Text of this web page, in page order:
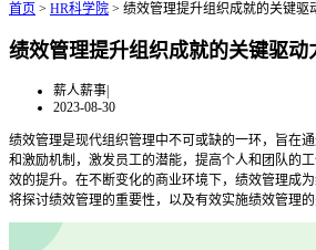
首页 > HR科学院 > 绩效管理提升组织成就的关键驱
绩效管理提升组织成就的关键驱动
薪人薪事|
2023-08-30
绩效管理是现代组织管理中不可或缺的一环，旨在通
和激励机制，激发员工的潜能，提高个人和团队的
效的提升。在不断变化的商业环境下，绩效管理成
将探讨绩效管理的重要性，以及有效实施绩效管理的